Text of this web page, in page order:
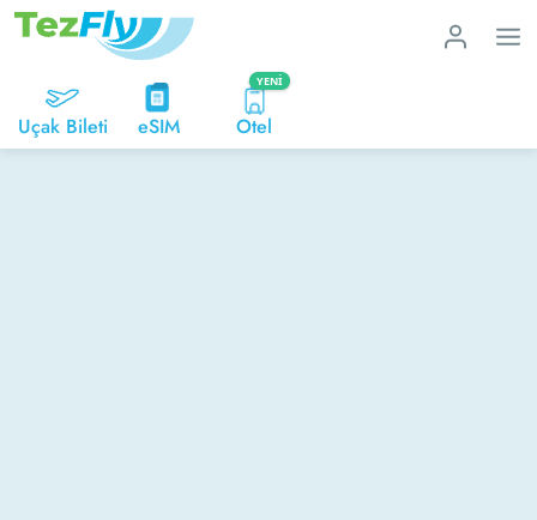
Uçak Bileti eSIM
YENI
Otel